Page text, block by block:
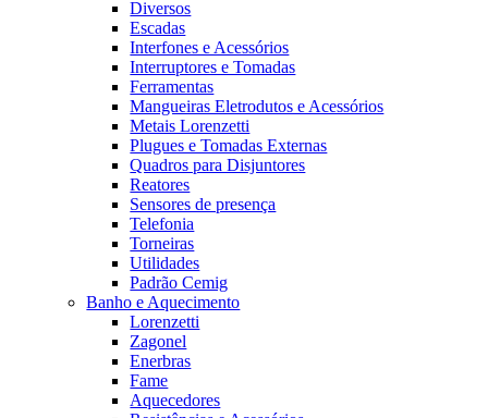
Diversos
Escadas
Interfones e Acessórios
Interruptores e Tomadas
Ferramentas
Mangueiras Eletrodutos e Acessórios
Metais Lorenzetti
Plugues e Tomadas Externas
Quadros para Disjuntores
Reatores
Sensores de presença
Telefonia
Torneiras
Utilidades
Padrão Cemig
Banho e Aquecimento
Lorenzetti
Zagonel
Enerbras
Fame
Aquecedores